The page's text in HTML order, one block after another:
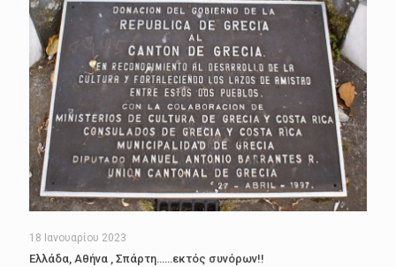
18 Ιανουαρίου 2023
Ελλάδα, Αθήνα , Σπάρτη……εκτός συνόρων!!